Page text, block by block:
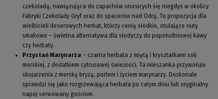
czekoladą, nawiązująca do zapachów unosi­cych się niegdyś w okolicy
Fabryki Czekolady Gryf oraz do spacerów nad Odrą. To propozycja dla
wielbicieli deserowych herbat, którzy cenią słodkie, otulające nuty
smakowe – świetna alternatywa dla słodyczy do popołudniowej kawy
czy herbaty.
Przystań Marynarza – czarna herbata z miętą i kryształkami soli
morskiej, z dodatkiem cytrusowej świeżości. Ta mieszanka przywołuje
skojarzenia z morską bryzą, portem i życiem marynarzy. Doskonale
sprawdzi się jako rozgrzewająca herbata po całym dniu lub oryginalny
napój serwowany gościom.